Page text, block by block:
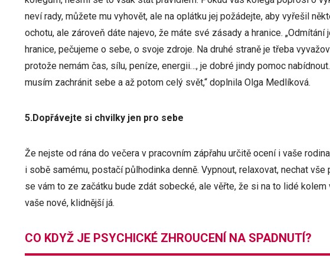
neví rady, můžete mu vyhovět, ale na oplátku jej požádejte, aby vyřešil
ochotu, ale zároveň dáte najevo, že máte své zásady a hranice.
hranice, pečujeme o sebe, o svoje zdroje. Na druhé straně je třeba
protože nemám čas, sílu, peníze, energii…, je dobré jindy pomoc
musím zachránit sebe a až potom celý svět,“ doplnila Olga Medlíková.
5.Dopřávejte si chvilky jen pro sebe
Že nejste od rána do večera v pracovním zápřahu určitě ocení i vaše
i sobě samému, postačí půlhodinka denně. Vypnout, relaxovat, nechat
se vám to ze začátku bude zdát sobecké, ale věřte, že si na to lidé
vaše nové, klidnější já.
CO KDYŽ JE PSYCHICKÉ ZHROUCENÍ NA SPADNUTÍ?